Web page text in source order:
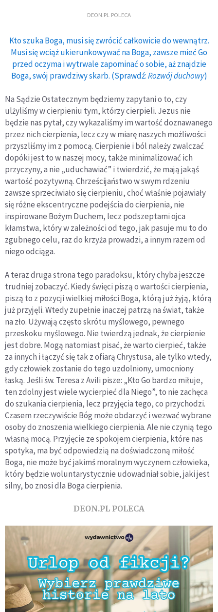
DEON.PL POLECA
Kto szuka Boga, musi się zwrócić całkowicie do wewnątrz.
Musi się wciąż ukierunkowywać na Boga, zawsze mieć Go
przed oczyma i wytrwale zapominać o sobie, aż znajdzie
Boga, swój prawdziwy skarb. (Sprawdź:Rozwój duchowy)
Na Sądzie Ostatecznym będziemy zapytani o to, czy
ulżyliśmy w cierpieniu tym, którzy cierpieli. Jezus nie
będzie nas pytał, czy wykazaliśmy im wartość doznawanego
przez nich cierpienia, lecz czy w miarę naszych możliwości
przyszliśmy im z pomocą. Cierpienie i ból należy zwalczać
dopóki jest to w naszej mocy, także minimalizować ich
przyczyny, a nie „uduchawiać” i twierdzić, że mają jakąś
wartość pozytywną. Chrześcijaństwo w swym rdzeniu
zawsze sprzeciwiało się cierpieniu, choć właśnie pojawiały
się różne ekscentryczne podejścia do cierpienia, nie
inspirowane Bożym Duchem, lecz podszeptami ojca
kłamstwa, który w zależności od tego, jak pasuje mu to do
zgubnego celu, raz do krzyża prowadzi, a innym razem od
niego odciąga.
A teraz druga strona tego paradoksu, który chyba jeszcze
trudniej zobaczyć. Kiedy święci piszą o wartości cierpienia,
piszą to z pozycji wielkiej miłości Boga, którą już żyją, którą
już przyjęli. Wtedy zupełnie inaczej patrzą na świat, także
na zło. Używają często skrótu myślowego, pewnego
przeskoku myślowego. Nie twierdzą jednak, że cierpienie
jest dobre. Mogą natomiast pisać, że warto cierpieć, także
za innych i łączyć się tak z ofiarą Chrystusa, ale tylko wtedy,
gdy człowiek zostanie do tego uzdolniony, umocniony
łaską. Jeśli św. Teresa z Avili pisze: „Kto Go bardzo miłuje,
ten zdolny jest wiele wycierpieć dla Niego”, to nie zachęca
do szukania cierpienia, lecz przyjęcia tego, co przychodzi.
Czasem rzeczywiście Bóg może obdarzyć i wezwać wybrane
osoby do znoszenia wielkiego cierpienia. Ale nie czynią tego
własną mocą. Przyjęcie ze spokojem cierpienia, które nas
spotyka, ma być odpowiedzią na doświadczoną miłość
Boga, nie może być jakimś moralnym wyczynem człowieka,
który będzie woluntarystycznie udowadniał sobie, jaki jest
silny, bo znosi dla Boga cierpienia.
DEON.PL POLECA